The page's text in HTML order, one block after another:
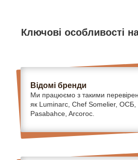
Ключові особливості
Відомі бренди
Ми працюємо з такими
як Luminarc, Chef Somelier, ОСБ,
Pasabahce, Arcoroc.